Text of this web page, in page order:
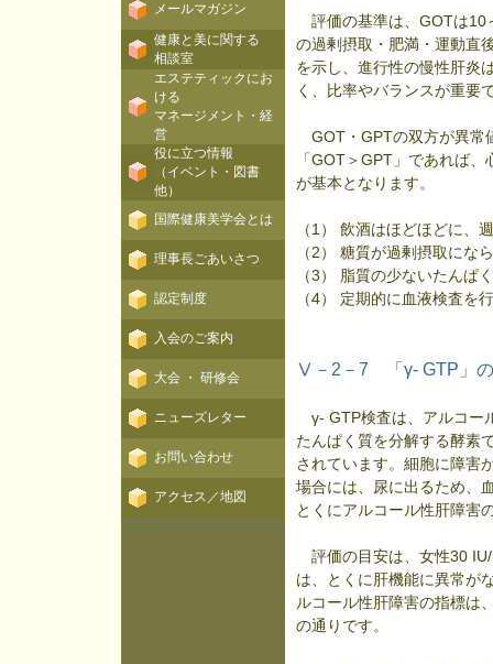
評価の基準は、GOTは10
の過剰摂取・肥満・運動直
を示し、進行性の慢性肝炎
く、比率やバランスが重要
GOT・GPTの双方が異常
「GOT＞GPT」であれば
が基本となります。
（1） 飲酒はほどほどに、
（2） 糖質が過剰摂取にな
（3） 脂質の少ないたんぱ
（4） 定期的に血液検査を
Ⅴ－2－7 「γ- GTP」
γ- GTP検査は、アルコー
たんぱく質を分解する酵素
されています。細胞に障害
場合には、尿に出るため、
とくにアルコール性肝障害
評価の目安は、女性30
は、とくに肝機能に異常が
ルコール性肝障害の指標は
の通りです。
メールマガジン
健康と美に関する
相談室
エステティックにお
ける
マネージメント・経
営
役に立つ情報
（イベント・図書
他）
国際健康美学会とは
理事長ごあいさつ
認定制度
入会のご案内
大会 ・ 研修会
ニューズレター
お問い合わせ
アクセス／地図